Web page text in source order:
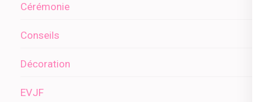
Cérémonie
Conseils
Décoration
EVJF